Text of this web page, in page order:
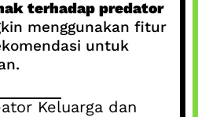
terhadap predator
menggunakan fitur
untuk
Keluarga dan